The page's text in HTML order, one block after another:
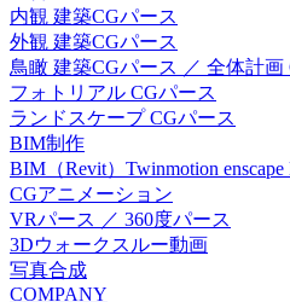
内観 建築CGパース
外観 建築CGパース
鳥瞰 建築CGパース ／ 全体計画
フォトリアル CGパース
ランドスケープ CGパース
BIM制作
BIM（Revit）Twinmotion
CGアニメーション
VRパース ／ 360度パース
3Dウォークスルー動画
写真合成
COMPANY